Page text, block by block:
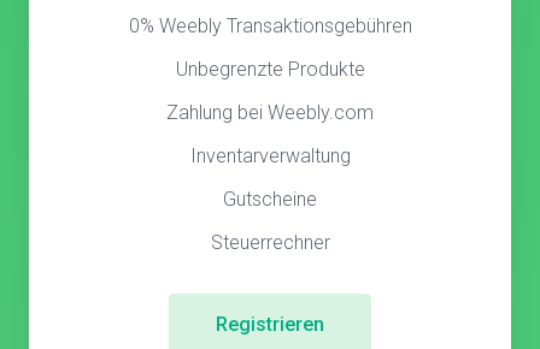
0% Weebly Transaktionsgebühren
Unbegrenzte Produkte
Zahlung bei Weebly.com
Inventarverwaltung
Gutscheine
Steuerrechner
Registrieren